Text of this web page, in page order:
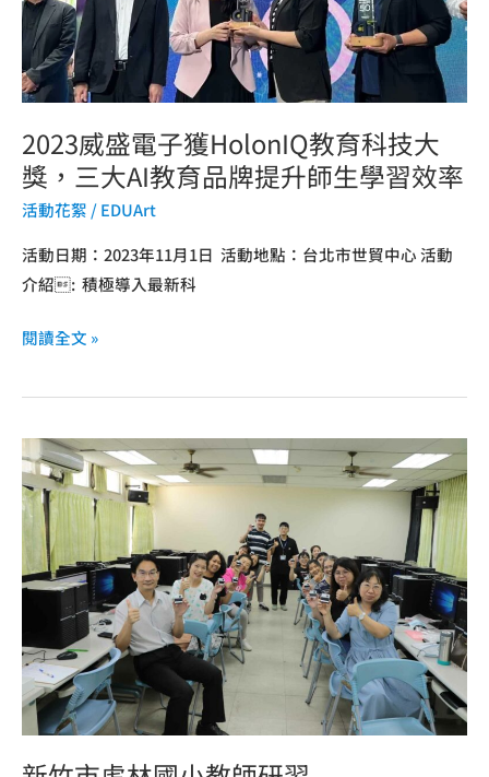
2023威盛電子獲HolonIQ教育科技大
獎，三大AI教育品牌提升師生學習效率
活動花絮 /EDUArt
活動日期：2023年11月1日 活動地點：台北市世貿中心 活動
介紹: 積極導入最新科
獲
HolonIQ
教
育
科
技
大
獎，
三
大
教
品
提
升
師
生
學
率
閱讀全文 »
新
竹
市
虎
林
教
師
研